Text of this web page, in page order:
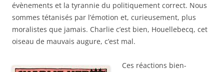
évènements et la tyrannie du politiquement correct. Nous
sommes tétanisés par l’émotion et, curieusement, plus
moralistes que jamais. Charlie c’est bien, Houellebecq, cet
oiseau de mauvais augure, c’est mal.
Ces réactions bien-